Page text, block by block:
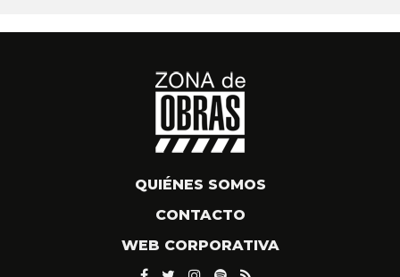
QUIÉNES SOMOS
CONTACTO
WEB CORPORATIVA